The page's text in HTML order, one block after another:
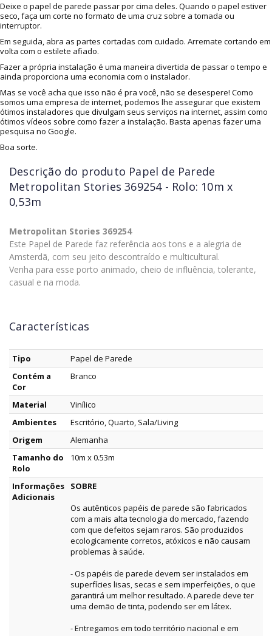
Deixe o papel de parede passar por cima deles. Quando o papel estiver
seco, faça um corte no formato de uma cruz sobre a tomada ou
interruptor.
Em seguida, abra as partes cortadas com cuidado. Arremate cortando em
volta com o estilete afiado.
Fazer a própria instalação é uma maneira divertida de passar o tempo e
ainda proporciona uma economia com o instalador.
Mas se você acha que isso não é pra você, não se desespere! Como
somos uma empresa de internet, podemos lhe assegurar que existem
ótimos instaladores que divulgam seus serviços na internet, assim como
ótimos vídeos sobre como fazer a instalação. Basta apenas fazer uma
pesquisa no Google.
Boa sorte.
Descrição do produto Papel de Parede
Metropolitan Stories 369254 - Rolo: 10m x
0,53m
Metropolitan Stories 369254
Este Papel de Parede faz referência aos tons e a alegria de
Amsterdã, com seu jeito descontraído e multicultural.
Venha para esse porto animado, cheio de influência, tolerante,
casual e na moda.
Características
Tipo
Papel de Parede
Contém a
Cor
Branco
Material
Vinílico
Ambientes
Escritório, Quarto, Sala/Living
Origem
Alemanha
Tamanho do
Rolo
10m x 0.53m
Informações
Adicionais
SOBRE
Os autênticos papéis de parede são fabricados
com a mais alta tecnologia do mercado, fazendo
com que defeitos sejam raros. São produzidos
ecologicamente corretos, atóxicos e não causam
problemas à saúde.
- Os papéis de parede devem ser instalados em
superfícies lisas, secas e sem imperfeições, o que
garantirá um melhor resultado. A parede deve ter
uma demão de tinta, podendo ser em látex.
- Entregamos em todo território nacional e em